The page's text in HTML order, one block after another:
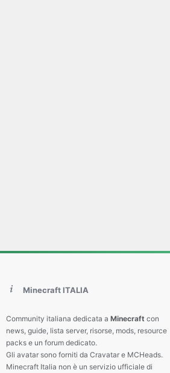
Minecraft ITALIA
Community italiana dedicata a Minecraft con
news, guide, lista server, risorse, mods, resource
packs e un forum dedicato.
Gli avatar sono forniti da Cravatar e MCHeads.
Minecraft Italia non è un servizio ufficiale di